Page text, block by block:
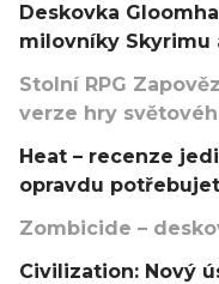
Deskovka
milovníky Skyrimu
Stolní RPG
verze hry
Heat – recenze
opravdu
Zombicide –
Civilization: Nový